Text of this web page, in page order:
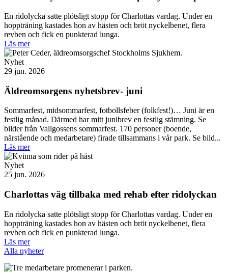
En ridolycka satte plötsligt stopp för Charlottas vardag. Under en
hoppträning kastades hon av hästen och bröt nyckelbenet, flera
revben och fick en punkterad lunga.
Läs mer
Nyhet
29 jun. 2026
Äldreomsorgens nyhetsbrev- juni
Sommarfest, midsommarfest, fotbollsfeber (folkfest!)… Juni är en
festlig månad. Därmed har mitt junibrev en festlig stämning. Se
bilder från Vallgossens sommarfest. 170 personer (boende,
närstående och medarbetare) firade tillsammans i vår park. Se bild...
Läs mer
Nyhet
25 jun. 2026
Charlottas väg tillbaka med rehab efter ridolyckan
En ridolycka satte plötsligt stopp för Charlottas vardag. Under en
hoppträning kastades hon av hästen och bröt nyckelbenet, flera
revben och fick en punkterad lunga.
Läs mer
Alla nyheter